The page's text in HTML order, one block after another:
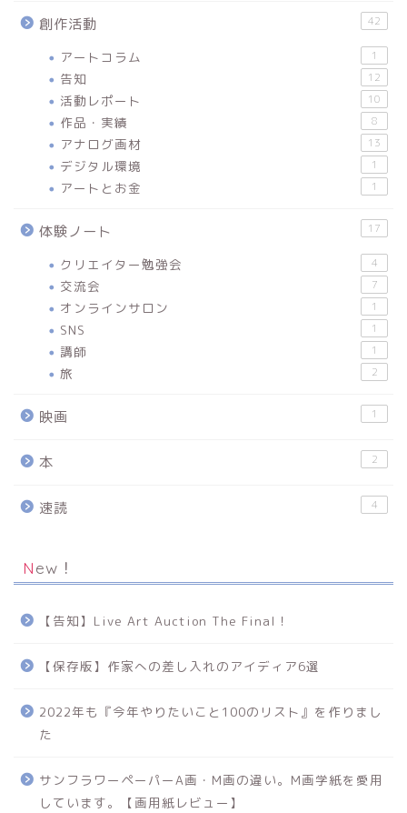
創作活動 42
アートコラム 1
告知 12
活動レポート 10
作品・実績 8
アナログ画材 13
デジタル環境 1
アートとお金 1
体験ノート 17
クリエイター勉強会 4
交流会 7
オンラインサロン 1
SNS 1
講師 1
旅 2
映画 1
本 2
速読 4
New！
【告知】Live Art Auction The Final！
【保存版】作家への差し入れのアイディア6選
2022年も『今年やりたいこと100のリスト』を作りまし
た
サンフラワーペーパーA画・M画の違い。M画学紙を愛用
しています。【画用紙レビュー】